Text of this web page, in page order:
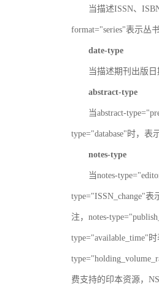
当描述ISSN、
format="series"表示丛
date-type
当描述期刊出版日
abstract-type
当abstract-
type="database"时，表
notes-type
当notes-
type="ISSN_change"
注，notes-
type="available_time"
费支持的印本资源，